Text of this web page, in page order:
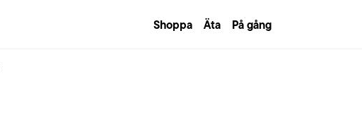
Shoppa Äta På gång